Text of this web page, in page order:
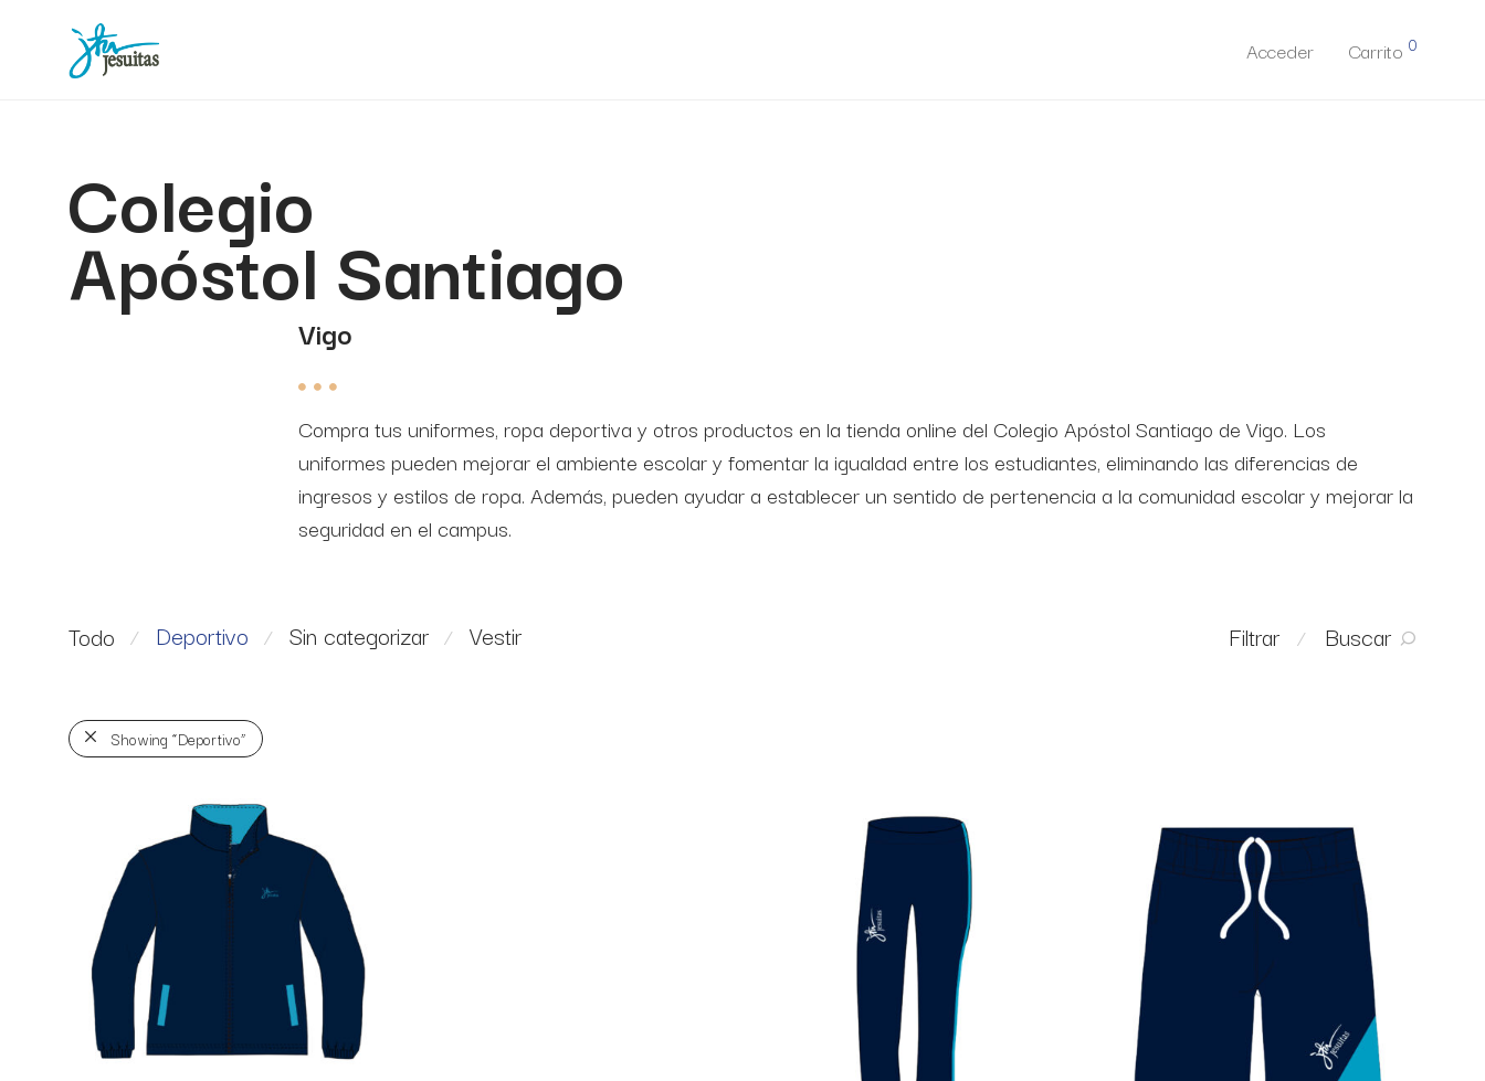
Acceder Carrito 0
Colegio
Apóstol Santiago
Vigo
Compra tus uniformes, ropa deportiva y otros productos en la tienda online del Colegio Apóstol Santiago de Vigo. Los
uniformes pueden mejorar el ambiente escolar y fomentar la igualdad entre los estudiantes, eliminando las diferencias de
ingresos y estilos de ropa. Además, pueden ayudar a establecer un sentido de pertenencia a la comunidad escolar y mejorar la
seguridad en el campus.
Filtrar ⁄ Buscar
Todo ⁄ Deportivo ⁄ Sin categorizar ⁄ Vestir
Showing “Deportivo”